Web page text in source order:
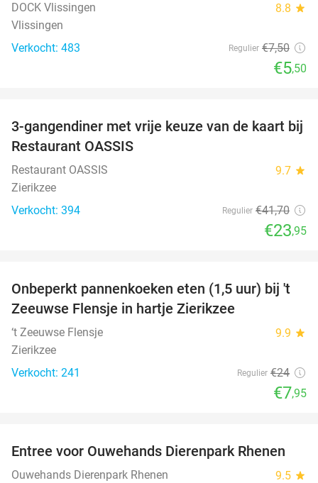
DOCK Vlissingen 8.8 star
Vlissingen
Verkocht: 483
Regulier €7,50
€5,50
43%
3-gangendiner met vrije keuze van de kaart bij
Restaurant OASSIS
Restaurant OASSIS 9.7 star
Zierikzee
Verkocht: 394
Regulier €41,70
€23,95
67%
Onbeperkt pannenkoeken eten (1,5 uur) bij 't
Zeeuwse Flensje in hartje Zierikzee
‘t Zeeuwse Flensje 9.9 star
Zierikzee
Verkocht: 241
Regulier €24
€7,95
19%
Entree voor Ouwehands Dierenpark Rhenen
Ouwehands Dierenpark Rhenen 9.5 star